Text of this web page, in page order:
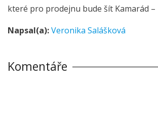
které pro prodejnu bude šít Kamarád –
Napsal(a):Veronika Salášková
Komentáře